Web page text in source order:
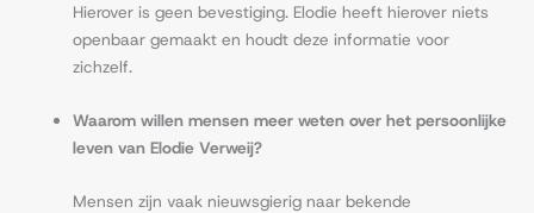
Hierover is geen bevestiging. Elodie heeft hierover niets
openbaar gemaakt en houdt deze informatie voor
zichzelf.
Waarom willen mensen meer weten over het persoonlijke
leven van Elodie Verweij?
Mensen zijn vaak nieuwsgierig naar bekende